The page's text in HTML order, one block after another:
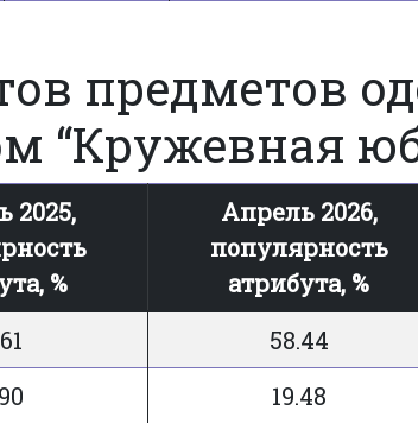
предметов
“Кружевная
2025,
%
Апрель 2026,
популярность
атрибута, %
58.44
19.48